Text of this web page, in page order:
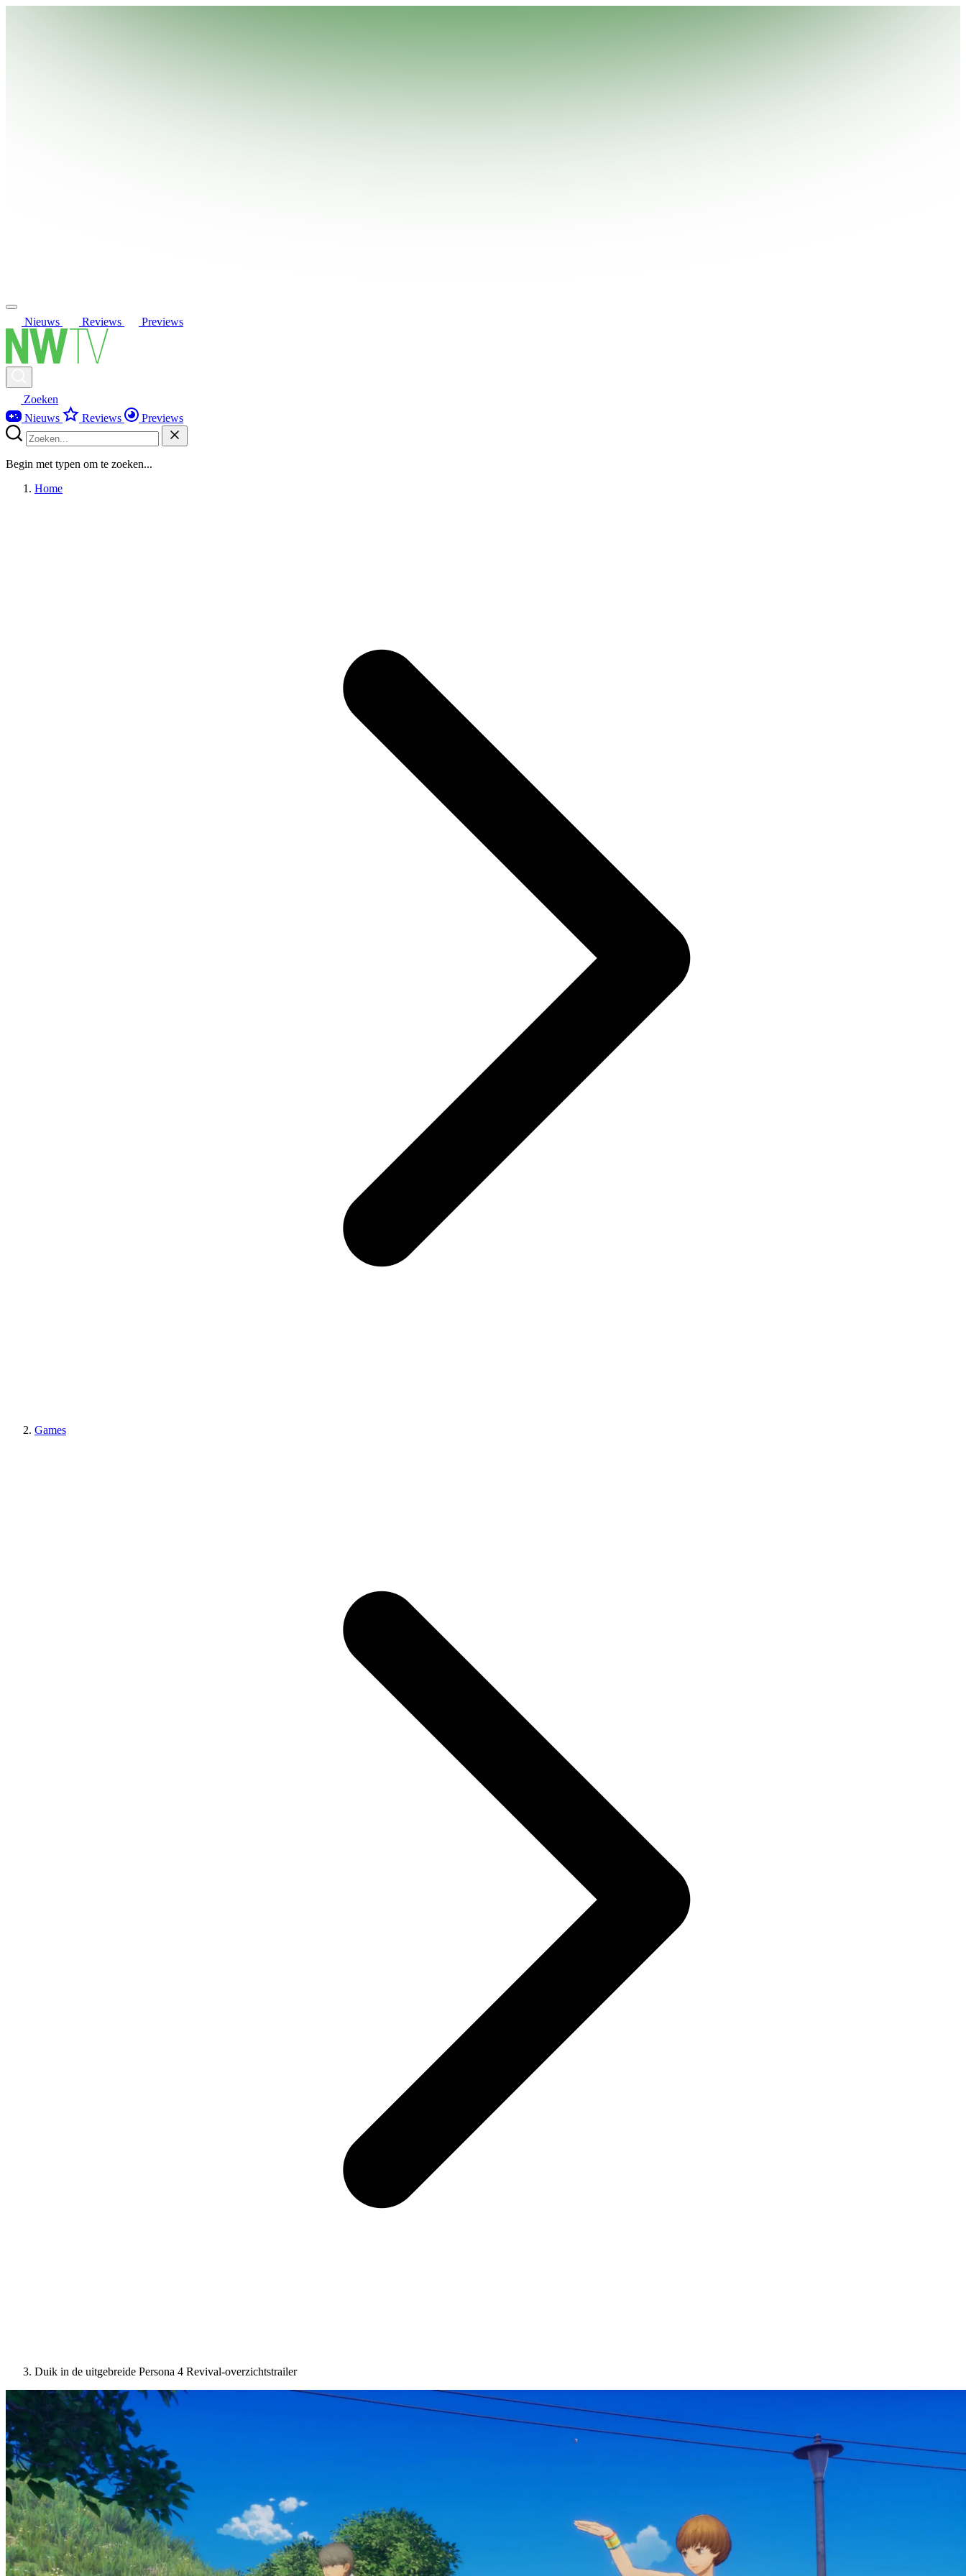
Nieuws Reviews Previews
Zoeken
Nieuws
Reviews Previews
Begin met typen om te zoeken...
Home
Games
Duik in de uitgebreide Persona 4 Revival-overzichtstrailer